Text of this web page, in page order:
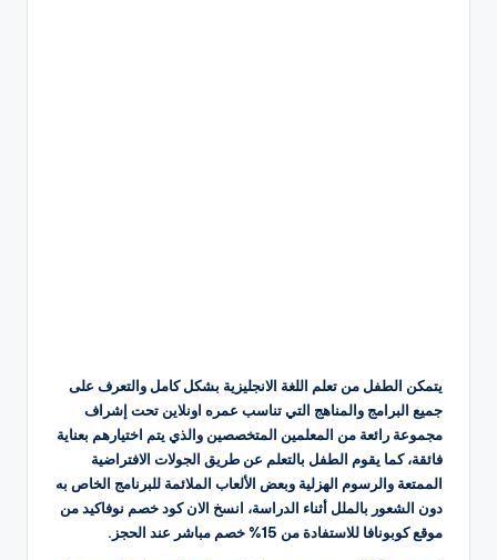
يتمكن الطفل من تعلم اللغة الانجليزية بشكل كامل والتعرف على
جميع البرامج والمناهج التي تناسب عمره اونلاين تحت إشراف
مجموعة رائعة من المعلمين المتخصصين والذي يتم اختيارهم بعناية
فائقة، كما يقوم الطفل بالتعلم عن طريق الجولات الافتراضية
الممتعة والرسوم الهزلية وبعض الألعاب الملائمة للبرنامج الخاص به
دون الشعور بالملل أثناء الدراسة، انسخ الان كود خصم نوفاكيد من
موقع كوبونافا للاستفادة من 15% خصم مباشر عند الحجز.